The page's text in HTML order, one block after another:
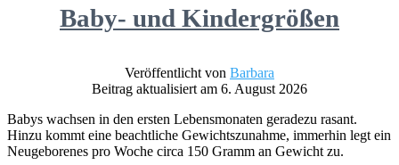
Baby- und Kindergrößen
Veröffentlicht von Barbara
Beitrag aktualisiert am 6. August 2026
Babys wachsen in den ersten Lebensmonaten geradezu rasant.
Hinzu kommt eine beachtliche Gewichtszunahme, immerhin legt ein
Neugeborenes pro Woche circa 150 Gramm an Gewicht zu.